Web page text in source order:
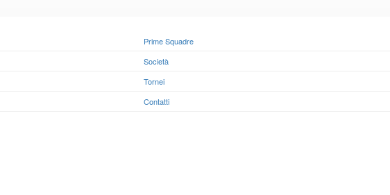
Prime Squadre
Società
Tornei
Contatti